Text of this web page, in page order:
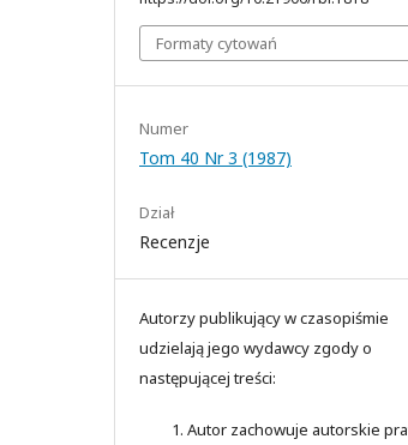
Formaty cytowań
Numer
Tom 40 Nr 3 (1987)
Dział
Recenzje
Autorzy publikujący w czasopiśmie
udzielają jego wydawcy zgody o
następującej treści:
Autor zachowuje autorskie